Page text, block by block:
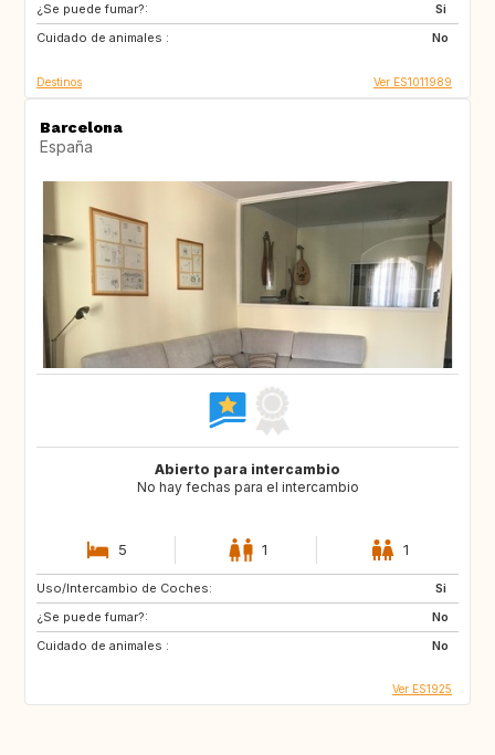
¿Se puede fumar?:
Si
Cuidado de animales :
No
DE
NO
Destinos Ver ES1011989
Barcelona
España
Abierto para intercambio
No hay fechas para el intercambio
5 1 1
Uso/Intercambio de Coches:
Si
¿Se puede fumar?:
No
Cuidado de animales :
No
Ver ES1925